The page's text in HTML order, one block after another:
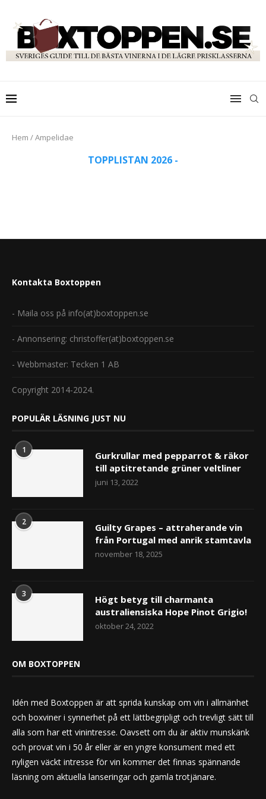
Hem /Ampelidae
TOPPLISTAN 2026 -
Kontakta Boxtoppen
- Maila oss på info(at)boxtoppen.se
- Annonsering: christoffer(at)boxtoppen.se
- Webbmaster: Tecken 1 AB
Copyright 2014-2024.
POPULÄR LÄSNING JUST NU
1
Gurkrullar med pepparrot & räkor
till aptitretande grüner veltliner
juni 13, 2022
2
Guilty Grapes – attraherande vin
från Portugal med anrik stamtavla
november 18, 2025
3
Högt betyg till charmanta
australiensiska Hope Pinot Grigio!
oktober 24, 2022
OM BOXTOPPEN
Idén med Boxtoppen är att sprida kunskap om vin i allmänhet
och boxviner i synnerhet på ett lättbegripligt och trevligt sätt till
alla som har ett vinintresse. Oavsett om du är aktiv munskänk
och provat vin i 50 år eller är en yngre konsument med ett
nyligen väckt intresse för vin kommer det finnas spännande
läsning om aktuella lanseringar och gamla trotjänare.